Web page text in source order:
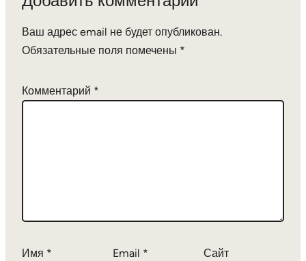
Ваш адрес email не будет опубликован.
Обязательные поля помечены *
Комментарий *
Имя * Email * Сайт